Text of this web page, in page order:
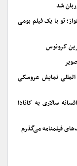
شد
تو با یک فیلم بومی
کرونوس
نمایش عروسکی
سالاری به کانادا
فیلمنامه می‌گذرم